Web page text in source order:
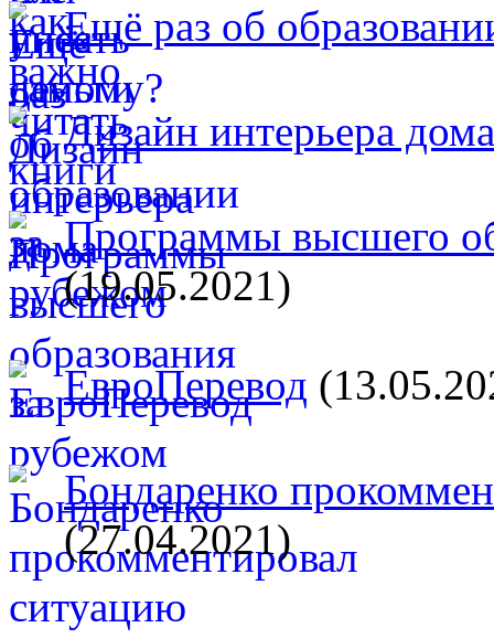
Ещё раз об
Дизайн интерьера дома
Программы высшего
(19.05.2021)
ЕвроПеревод
Бондаренко
(27.04.2021)